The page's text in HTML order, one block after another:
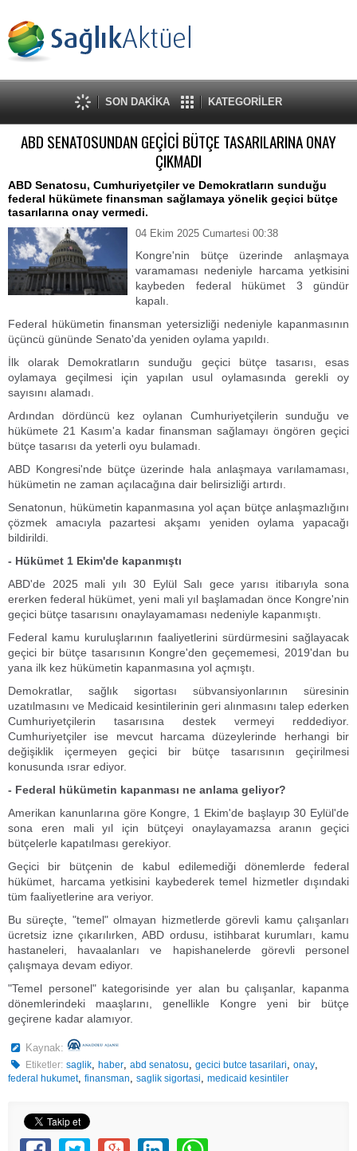
SON DAKİKA KATEGORİLER
ABD SENATOSUNDAN GEÇİCİ BÜTÇE TASARILARINA ONAY
ÇIKMADI
ABD Senatosu, Cumhuriyetçiler ve Demokratların sunduğu
federal hükümete finansman sağlamaya yönelik geçici bütçe
tasarılarına onay vermedi.
04 Ekim 2025 Cumartesi 00:38
Kongre'nin bütçe üzerinde anlaşmaya
varamaması nedeniyle harcama yetkisini
kaybeden federal hükümet 3 gündür
kapalı.
Federal hükümetin finansman yetersizliği nedeniyle kapanmasının
üçüncü gününde Senato'da yeniden oylama yapıldı.
İlk olarak Demokratların sunduğu geçici bütçe tasarısı, esas
oylamaya geçilmesi için yapılan usul oylamasında gerekli oy
sayısını alamadı.
Ardından dördüncü kez oylanan Cumhuriyetçilerin sunduğu ve
hükümete 21 Kasım'a kadar finansman sağlamayı öngören geçici
bütçe tasarısı da yeterli oyu bulamadı.
ABD Kongresi'nde bütçe üzerinde hala anlaşmaya varılamaması,
hükümetin ne zaman açılacağına dair belirsizliği artırdı.
Senatonun, hükümetin kapanmasına yol açan bütçe anlaşmazlığını
çözmek amacıyla pazartesi akşamı yeniden oylama yapacağı
bildirildi.
- Hükümet 1 Ekim'de kapanmıştı
ABD'de 2025 mali yılı 30 Eylül Salı gece yarısı itibarıyla sona
ererken federal hükümet, yeni mali yıl başlamadan önce Kongre'nin
geçici bütçe tasarısını onaylayamaması nedeniyle kapanmıştı.
Federal kamu kuruluşlarının faaliyetlerini sürdürmesini sağlayacak
geçici bir bütçe tasarısının Kongre'den geçememesi, 2019'dan bu
yana ilk kez hükümetin kapanmasına yol açmıştı.
Demokratlar, sağlık sigortası sübvansiyonlarının süresinin
uzatılmasını ve Medicaid kesintilerinin geri alınmasını talep ederken
Cumhuriyetçilerin tasarısına destek vermeyi reddediyor.
Cumhuriyetçiler ise mevcut harcama düzeylerinde herhangi bir
değişiklik içermeyen geçici bir bütçe tasarısının geçirilmesi
konusunda ısrar ediyor.
- Federal hükümetin kapanması ne anlama geliyor?
Amerikan kanunlarına göre Kongre, 1 Ekim'de başlayıp 30 Eylül'de
sona eren mali yıl için bütçeyi onaylayamazsa aranın geçici
bütçelerle kapatılması gerekiyor.
Geçici bir bütçenin de kabul edilemediği dönemlerde federal
hükümet, harcama yetkisini kaybederek temel hizmetler dışındaki
tüm faaliyetlerine ara veriyor.
Bu süreçte, "temel" olmayan hizmetlerde görevli kamu çalışanları
ücretsiz izne çıkarılırken, ABD ordusu, istihbarat kurumları, kamu
hastaneleri, havaalanları ve hapishanelerde görevli personel
çalışmaya devam ediyor.
"Temel personel" kategorisinde yer alan bu çalışanlar, kapanma
dönemlerindeki maaşlarını, genellikle Kongre yeni bir bütçe
geçirene kadar alamıyor.
Kaynak:
Etiketler: saglik,haber,abd senatosu,gecici butce tasarilari,onay,
federal hukumet, finansman, saglik sigortasi, medicaid kesintiler